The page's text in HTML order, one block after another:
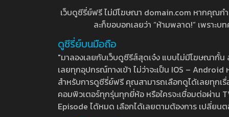
เว็บดูซีรี่ย์ฟรี ไม่มีโฆษณา domain.com หากคุณก
ละก็ขอบอกเลยว่า “ห้ามพลาด!” เพราะ
ดูซีรี่ย์บนมือถือ
"มาลองเลยกับเว็บดูซีรีส์สุดเจ๋ง แบบไม่มีโฆษณากั้
เลยทุกอุปกรณ์ทางเข้า ไม่ว่าจะเป็น IOS –
สำหรับการดูซีรี่ย์ฟรี คุณสามารถเลือกดูได้เลยทุกเ
คอมพิวเตอร์ทุกรุ่นทุกยี่ห้อ หรือใครจะเชื่อมต่อผ่าน
Episode ได้หมด เลือกได้เลยตามต้องการ เปลี่ยน